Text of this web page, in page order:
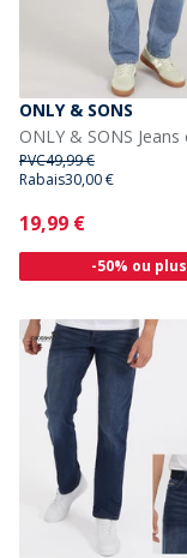
ONLY & SONS
PVC49,99 €
Rabais30,00 €
Current
19,99 €
-50% ou plus